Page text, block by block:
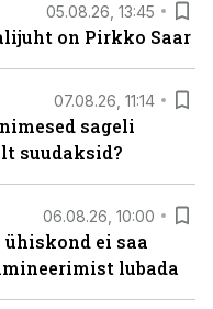
05.08.26, 13:45
on Pirkko Saar
07.08.26, 11:14
sageli
suudaksid?
06.08.26, 10:00
ei saa
lubada